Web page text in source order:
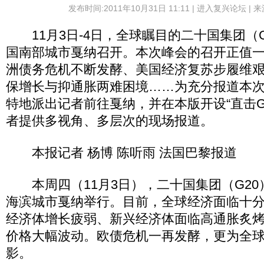
发布时间:2011年10月31日 11:11 | 进入复兴论坛| 来
11月3日-4日，全球瞩目的二十国集团（
国南部城市戛纳召开。本次峰会的召开正值
洲债务危机不断发酵、美国经济复苏步履维
保增长与抑通胀两难困境……为充分报道本
特地派出记者前往戛纳，并在本版开设“直击
者提供多视角、多层次的现场报道。
本报记者 杨博 陈听雨 法国巴黎报道
本周四（11月3日），二十国集团（G20
海滨城市戛纳举行。目前，全球经济面临十
经济体增长疲弱、新兴经济体面临高通胀炙
价格大幅波动。欧债危机一再发酵，更为全
影。